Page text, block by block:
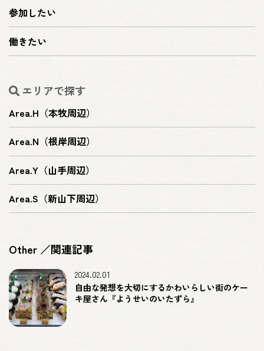
参加したい
働きたい
エリアで探す
Area.H（本牧周辺）
Area.N（根岸周辺）
Area.Y（山手周辺）
Area.S（新山下周辺）
Other ／関連記事
自由な発想を大切にするかわいらしい街のケー
キ屋さん『ようせいのいたずら』
2024.02.01